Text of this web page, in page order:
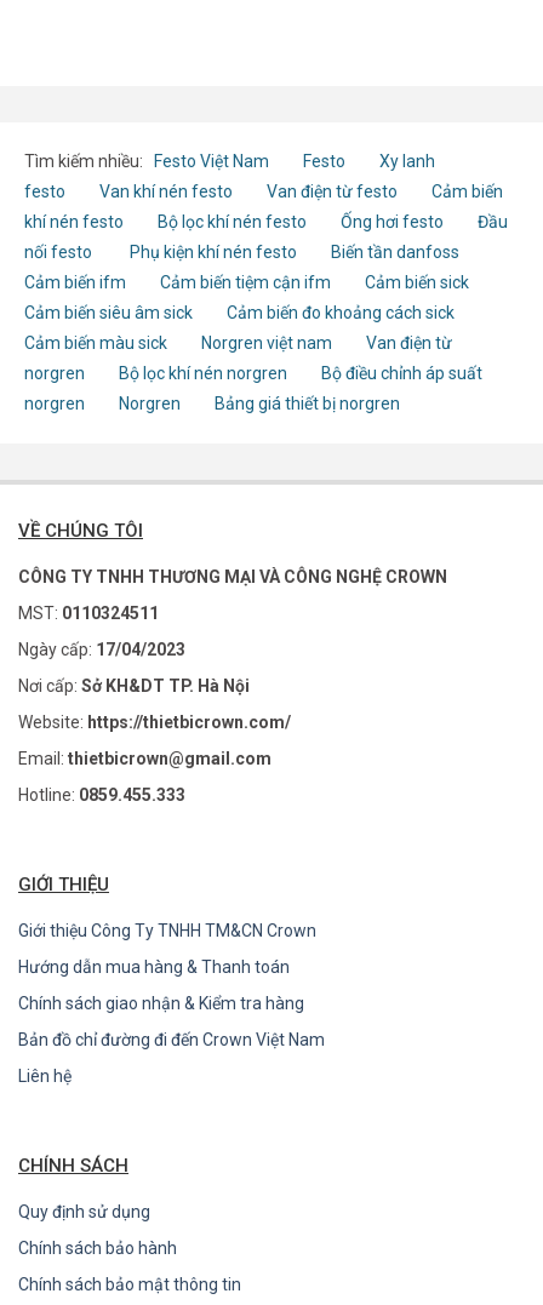
Tìm kiếm nhiều: Festo Việt Nam Festo
Xy lanh
festo
Van khí nén festo Van điện từ festo
Cảm biến
khí nén festo
Bộ lọc khí nén festo Ống hơi festo
Đầu
nối festo
Phụ kiện khí nén festo
Biến tần danfoss
Cảm biến ifm
Cảm biến tiệm cận ifm
Cảm biến sick
Cảm biến siêu âm sick
Cảm biến đo khoảng cách sick
Cảm biến màu sick
Norgren việt nam
Van điện từ
norgren
Bộ lọc khí nén norgren
Bộ điều chỉnh áp suất
norgren
Norgren Bảng giá thiết bị norgren
VỀ CHÚNG TÔI
CÔNG TY TNHH THƯƠNG MẠI VÀ CÔNG NGHỆ CROWN
MST: 0110324511
Ngày cấp: 17/04/2023
Nơi cấp: Sở KH&DT TP. Hà Nội
Website: https://thietbicrown.com/
Email: thietbicrown@gmail.com
Hotline: 0859.455.333
GIỚI THIỆU
Giới thiệu Công Ty TNHH TM&CN Crown
Hướng dẫn mua hàng & Thanh toán
Chính sách giao nhận & Kiểm tra hàng
Bản đồ chỉ đường đi đến Crown Việt Nam
Liên hệ
CHÍNH SÁCH
Quy định sử dụng
Chính sách bảo hành
Chính sách bảo mật thông tin